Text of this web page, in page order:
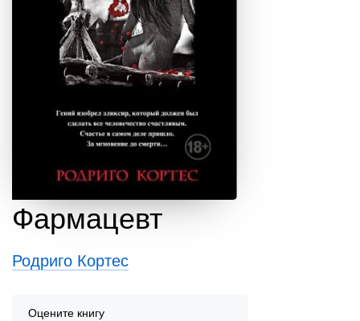
Фармацевт
Родриго Кортес
Оцените книгу